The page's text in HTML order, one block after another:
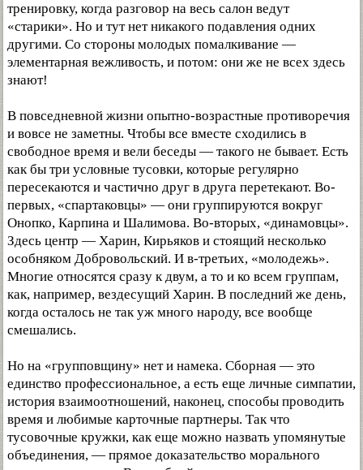
тренировку, когда разговор на весь салон ведут
«старики». Но и тут нет никакого подавления одних
другими. Со стороны молодых помалкивание —
элементарная вежливость, и потом: они же не всех здесь
знают!
В повседневной жизни опытно-возрастные противоречия
и вовсе не заметны. Чтобы все вместе сходились в
свободное время и вели беседы — такого не бывает. Есть
как бы три условные тусовки, которые регулярно
пересекаются и частично друг в друга перетекают. Во-
первых, «спартаковцы» — они группируются вокруг
Онопко, Карпина и Шалимова. Во-вторых, «динамовцы».
Здесь центр — Харин, Кирьяков и стоящий несколько
особняком Добровольский. И в-третьих, «молодежь».
Многие относятся сразу к двум, а то и ко всем группам,
как, например, вездесущий Харин. В последний же день,
когда осталось не так уж много народу, все вообще
смешались.
Но на «групповщину» нет и намека. Сборная — это
единство профессиональное, а есть еще личные симпатии,
история взаимоотношений, наконец, способы проводить
время и любимые карточные партнеры. Так что
тусовочные кружки, как еще можно назвать упомянутые
объединения, — прямое доказательство морального